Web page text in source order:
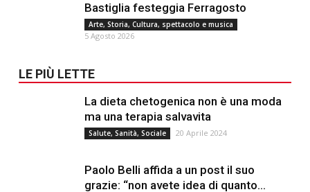
Bastiglia festeggia Ferragosto
Arte, Storia, Cultura, spettacolo e musica
5 Agosto 2026
LE PIÙ LETTE
La dieta chetogenica non è una moda
ma una terapia salvavita
Salute, Sanità, Sociale 20 Aprile 2024
Paolo Belli affida a un post il suo
grazie: “non avete idea di quanto...